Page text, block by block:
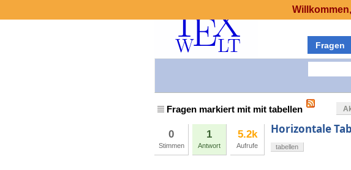
Fragen
Fragen markiert mit mit tabellen
0
Stimmen
1
Antwort
5.2k
Aufrufe
Horizontale
tabellen